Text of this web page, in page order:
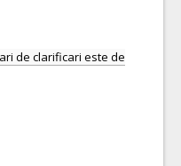
de clarificari este de